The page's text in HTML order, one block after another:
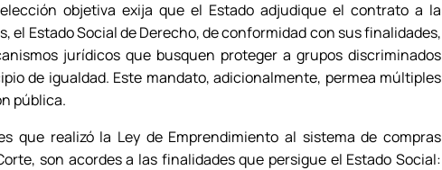
objetiva exija que el Estado adjudique el contrato a la
Estado Social de Derecho, de conformidad con sus finalidades,
jurídicos que busquen proteger a grupos discriminados
de igualdad. Este mandato, adicionalmente, permea múltiples
pública.
que realizó la Ley de Emprendimiento al sistema de compras
son acordes a las finalidades que persigue el Estado Social: